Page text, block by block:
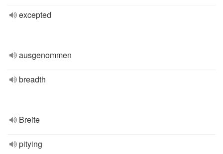
excepted
ausgenommen
breadth
Breite
pitying